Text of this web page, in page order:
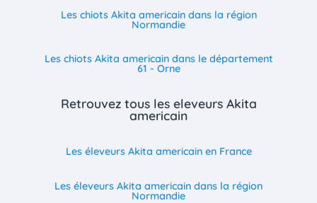
Les chiots Akita americain dans la région
Normandie
Les chiots Akita americain dans le département
61 - Orne
Retrouvez tous les eleveurs Akita
americain
Les éleveurs Akita americain en France
Les éleveurs Akita americain dans la région
Normandie